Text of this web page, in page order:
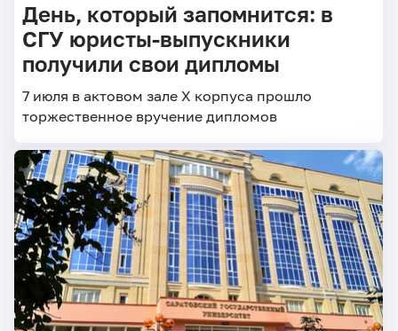
День, который запомнится: в
СГУ юристы-выпускники
получили свои дипломы
7 июля в актовом зале Х корпуса прошло
торжественное вручение дипломов